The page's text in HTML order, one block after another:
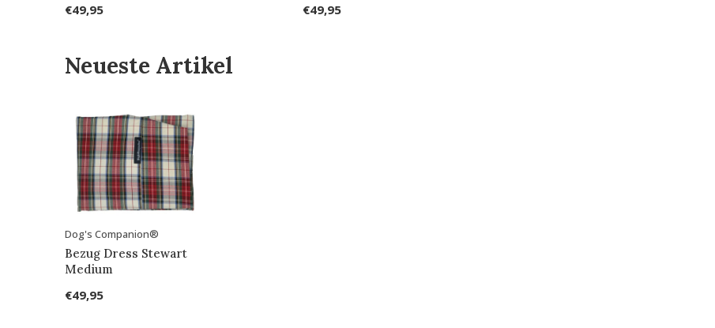
€49,95 €49,95
Neueste Artikel
Dog's Companion®
Bezug Dress Stewart
Medium
€49,95